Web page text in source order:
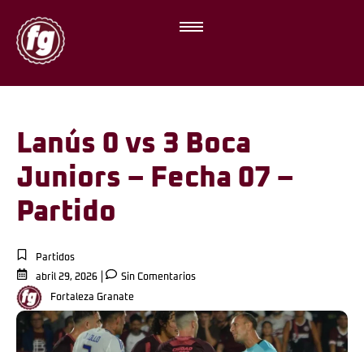
Lanús 0 vs 3 Boca
Juniors – Fecha 07 –
Partido
Partidos
abril 29, 2026
Sin Comentarios
Fortaleza Granate